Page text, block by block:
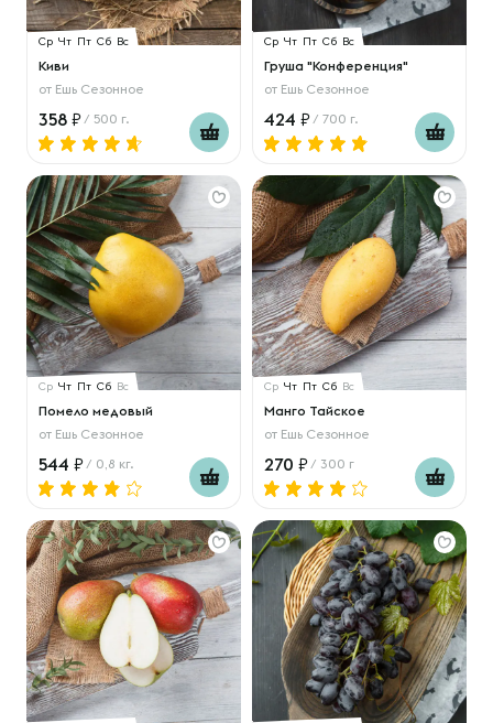
Ср Чт Пт Сб Вс
Киви
от Ешь Сезонное
358 / 500 г.
Ср Чт Пт Сб Вс
Груша "Конференция"
от Ешь Сезонное
424 / 700 г.
Ср Чт Пт Сб Вс
Помело медовый
от Ешь Сезонное
544 / 0,8 кг.
Ср Чт Пт Сб Вс
Манго Тайское
от Ешь Сезонное
270 / 300 г